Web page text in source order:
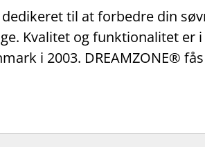
dedikeret til at forbedre din
Kvalitet og funktionalitet
i 2003. DREAMZONE® fås